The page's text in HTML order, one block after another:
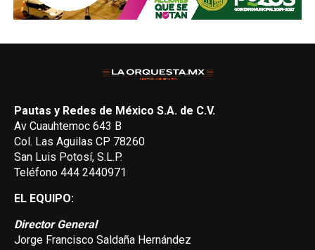
Pautas y Redes de México S.A. de C.V.
Av Cuauhtemoc 643 B
Col. Las Aguilas CP 78260
San Luis Potosí, S.L.P.
Teléfono 444 2440971
EL EQUIPO:
Director General
Jorge Francisco Saldaña Hernández